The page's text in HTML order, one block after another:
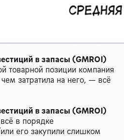
в запасы (GMROI)
товарной позиции компания
затратила на него, — всё
в запасы (GMROI)
в порядке
его закупили слишком